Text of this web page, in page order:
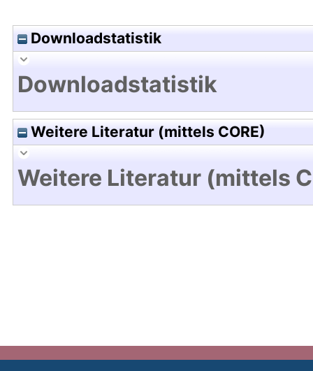
Downloadstatistik
Downloadstatistik
Weitere Literatur (mittels CORE)
Weitere Literatur (mittels